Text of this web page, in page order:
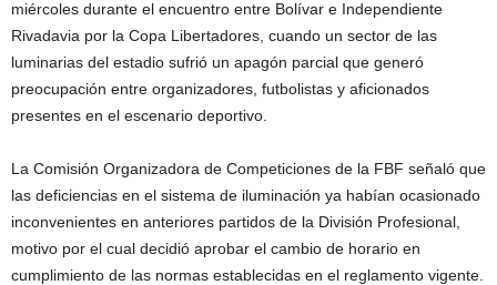
miércoles durante el encuentro entre Bolívar e Independiente
Rivadavia por la Copa Libertadores, cuando un sector de las
luminarias del estadio sufrió un apagón parcial que generó
preocupación entre organizadores, futbolistas y aficionados
presentes en el escenario deportivo.
La Comisión Organizadora de Competiciones de la FBF señaló que
las deficiencias en el sistema de iluminación ya habían ocasionado
inconvenientes en anteriores partidos de la División Profesional,
motivo por el cual decidió aprobar el cambio de horario en
cumplimiento de las normas establecidas en el reglamento vigente.